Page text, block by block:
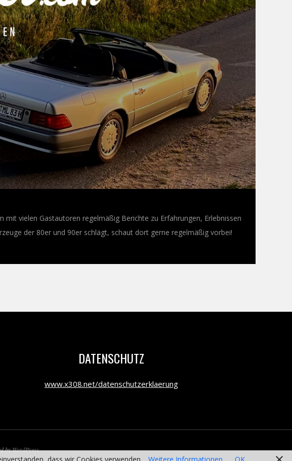
vielen Gastautoren regelmäßig Berichte zu Erfahrungen, Erlebnissen
der 80er und 90er schlägt, schaut dort gerne regelmäßig vorbei!
DATENSCHUTZ
www.x308.net/datenschutzerklaerung
byWordPress.